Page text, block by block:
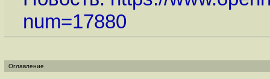
num=17880
Оглавление